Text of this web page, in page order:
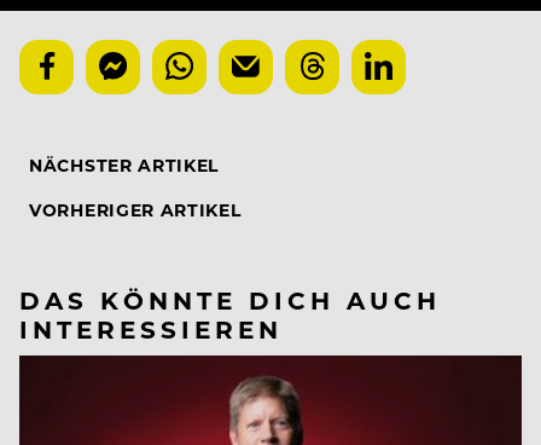
NÄCHSTER ARTIKEL
VORHERIGER ARTIKEL
DAS KÖNNTE DICH AUCH
INTERESSIEREN